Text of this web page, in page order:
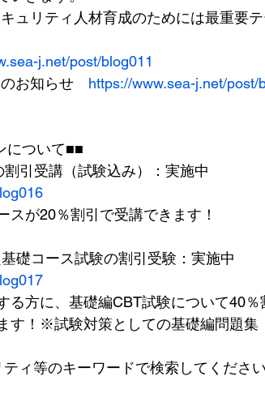
ュリティ人材育成のためには最重要テ
j.net/post/blog011
お知らせ https://www.sea-j.net/post/
について■■
引受講（試験込み）：実施中
が20％割引で受講できます！
礎コース試験の割引受験：実施中
方に、基礎編CBT試験について40％
す！※試験対策としての基礎編問題集
等のキーワードで検索してください